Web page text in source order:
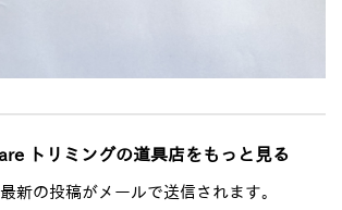
トリミングの道具店をもっと見る
新の投稿がメールで送信されます。